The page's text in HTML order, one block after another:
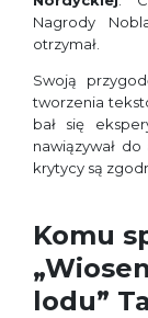
Nagrody
otrzymał.
Swoją
tworzenia
bał się
nawiązywał
krytycy są
Komu
lodu”